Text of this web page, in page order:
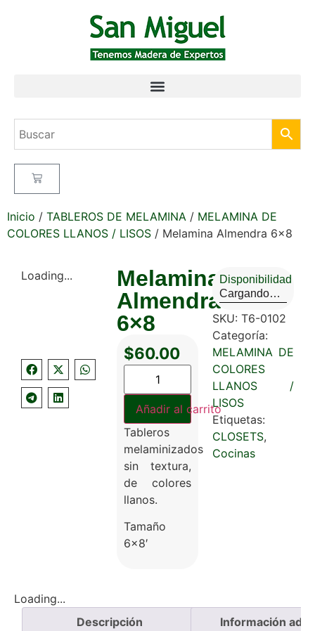
Inicio / TABLEROS DE MELAMINA / MELAMINA DE
COLORES LLANOS / LISOS / Melamina Almendra 6×8
Loading...
Melamina
Almendra
6×8
$60.00
Añadir al carrito
Tableros
melaminizados
sin textura,
de colores
llanos.
Tamaño
6×8′
Disponibilidad
Cargando…
SKU: T6-0102
Categoría:
MELAMINA DE
COLORES
LLANOS /
LISOS
Etiquetas:
CLOSETS,
Cocinas
Loading...
Descripción
Información